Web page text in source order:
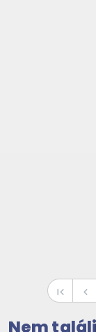
first_page navigate_before
Nem